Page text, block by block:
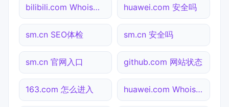
bilibili.com Whois查询 huawei.com 安全吗
sm.cn SEO体检 sm.cn 安全吗
sm.cn 官网入口 github.com 网站状态
163.com 怎么进入 huawei.com Whois查询